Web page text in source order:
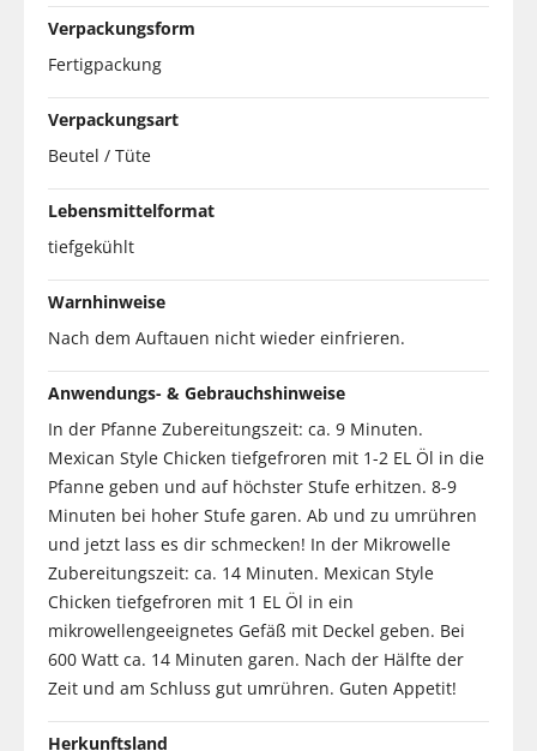
Verpackungsform
Fertigpackung
Verpackungsart
Beutel / Tüte
Lebensmittelformat
tiefgekühlt
Warnhinweise
Nach dem Auftauen nicht wieder einfrieren.
Anwendungs- & Gebrauchshinweise
In der Pfanne Zubereitungszeit: ca. 9 Minuten.
Mexican Style Chicken tiefgefroren mit 1-2 EL Öl in die
Pfanne geben und auf höchster Stufe erhitzen. 8-9
Minuten bei hoher Stufe garen. Ab und zu umrühren
und jetzt lass es dir schmecken! In der Mikrowelle
Zubereitungszeit: ca. 14 Minuten. Mexican Style
Chicken tiefgefroren mit 1 EL Öl in ein
mikrowellengeeignetes Gefäß mit Deckel geben. Bei
600 Watt ca. 14 Minuten garen. Nach der Hälfte der
Zeit und am Schluss gut umrühren. Guten Appetit!
Herkunftsland